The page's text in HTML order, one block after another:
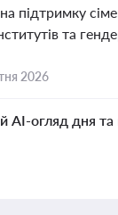
підтримку
та
2026
AI-огляд дня та